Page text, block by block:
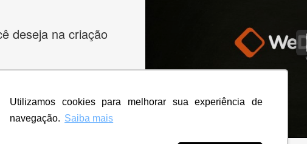
Utilizamos cookies para melhorar sua experiência de
navegação. Saiba mais
deseja na criação
e peça